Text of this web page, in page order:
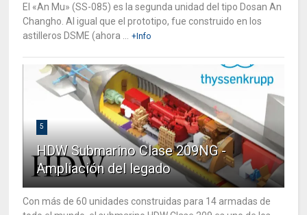
El «An Mu» (SS-085) es la segunda unidad del tipo Dosan An
Changho. Al igual que el prototipo, fue construido en los
astilleros DSME (ahora ... +Info
5
HDW Submarino Clase 209NG -
Ampliación del legado
Con más de 60 unidades construidas para 14 armadas de